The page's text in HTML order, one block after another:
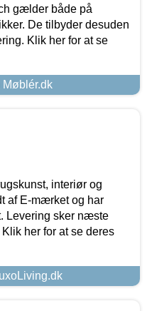
gælder både på
De tilbyder desuden
Klik her for at se
interiør og
af E-mærket og har
Levering sker næste
her for at se deres